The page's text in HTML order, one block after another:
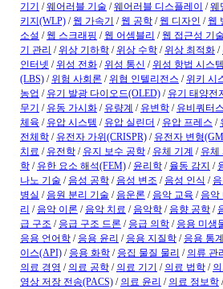
기기 /웨어러블 기술 /웨어러블 디스플레이 /웨
키지(WLP) /웹 가속기 /웹 공학 /웹 디자인 /웹
소설 /웹 스크래핑 /웹 어셈블리 /웹 접근성 기술
기 관리 /위상 기하학 /위상 수학 /위상 최적화 /
인터넷 /위성 전화 /위성 통신 /위성 항법 시스
(LBS) /위험 사회론 /위협 인텔리전스 /위키 시
농업 / 유기 발광 다이오드(OLED) / 유기 태양전
무기 / 유동 가시화 / 유량계 / 유변학 / 유비쿼터
체육 / 유압 시스템 / 유압 실린더 / 유압 프레스 /
전체학 / 유전자 가위(CRISPR) / 유전자 변형
치료 / 유전학 / 유지 보수 공학 / 유체 기계 / 유체
학 / 유한 요소 해석(FEM) / 윤리학 / 율동 감지 /
나노 기술 / 음성 공학 / 음성 변조 / 음성 인식 /
병실 / 음원 분리 기술 / 음운론 / 음악 교육 / 음악
리 / 음악 이론 / 음악 치료 / 음악학 / 음향 공학 /
급 구조 / 응급 구조 드론 / 응급 의학 / 응용 미생
응용 언어학 / 응용 윤리 / 응용 지질학 / 응용 통
이스(API) / 응용 화학 / 응집 물질 물리 / 의류 관
의료 경영 / 의료 공학 / 의료 기기 / 의료 법학 /
영상 저장 전송(PACS) / 의료 윤리 / 의료 정보학